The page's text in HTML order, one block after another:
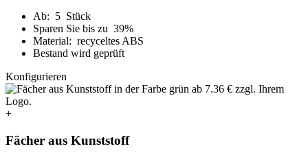
Ab: 5 Stück
Sparen Sie bis zu 39%
Material: recyceltes ABS
Bestand wird geprüft
Konfigurieren
+
Fächer aus Kunststoff